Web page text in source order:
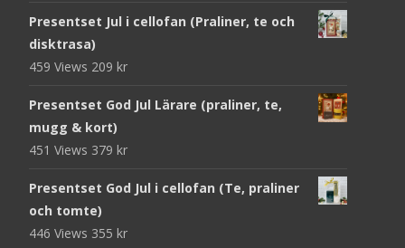
Presentset Jul i cellofan (Praliner, te och
disktrasa)
459 Views 209 kr
Presentset God Jul Lärare (praliner, te,
mugg & kort)
451 Views 379 kr
Presentset God Jul i cellofan (Te, praliner
och tomte)
446 Views 355 kr